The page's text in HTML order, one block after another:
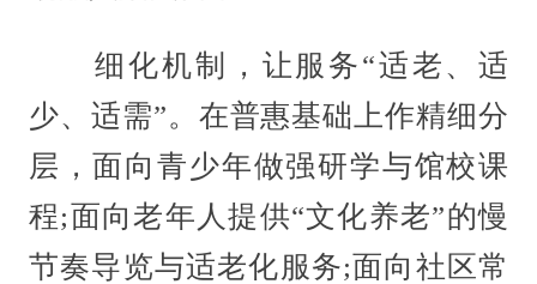
细化机制，让服务“适老、适
少、适需”。在普惠基础上作精细分
层，面向青少年做强研学与馆校课
程;面向老年人提供“文化养老”的慢
节奏导览与适老化服务;面向社区常